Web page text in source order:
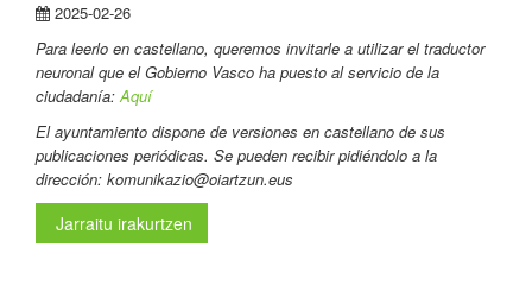
2025-02-26
Para leerlo en castellano, queremos invitarle a utilizar el traductor
neuronal que el Gobierno Vasco ha puesto al servicio de la
ciudadanía:Aquí
El ayuntamiento dispone de versiones en castellano de sus
publicaciones periódicas. Se pueden recibir pidiéndolo a la
dirección: komunikazio@oiartzun.eus
Jarraitu irakurtzen